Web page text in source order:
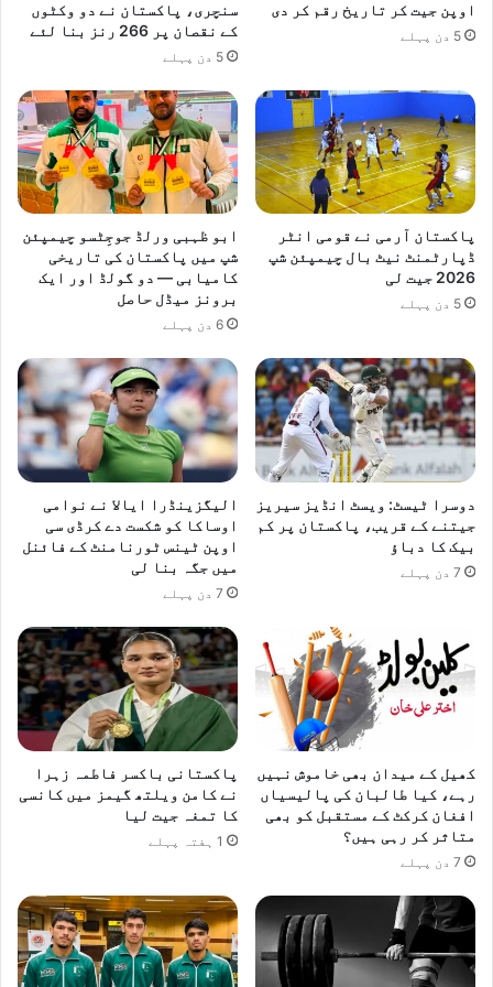
ا
ع
ن
ک
ر
د
ی
اوپن جیت کر تاریخ رقم کر دی
5 دن پہلے
سنچری، پاکستان نے دو وکٹوں
کے نقصان پر 266 رنز بنا لئے
5 دن پہلے
پاکستان آرمی نے قومی انٹر
ڈپارٹمنٹ نیٹ بال چیمپئن شپ
2026 جیت لی
5 دن پہلے
ابو ظہبی ورلڈ جوجِٹسو چیمپئن
شپ میں پاکستان کی تاریخی
کامیابی — دو گولڈ اور ایک
برونز میڈل حاصل
6 دن پہلے
دوسرا ٹیسٹ: ویسٹ انڈیز سیریز
جیتنے کے قریب، پاکستان پر کم
بیک کا دباؤ
7 دن پہلے
الیگزینڈرا ایالا نے نوامی
اوساکا کو شکست دے کرڈی سی
اوپن ٹینس ٹورنامنٹ کے فائنل
میں جگہ بنا لی
7 دن پہلے
کھیل کے میدان بھی خاموش نہیں
رہے، کیا طالبان کی پالیسیاں
افغان کرکٹ کے مستقبل کو بھی
متاثر کر رہی ہیں؟
7 دن پہلے
پاکستانی باکسر فاطمہ زہرا
نے کامن ویلتھ گیمز میں کانسی
کا تمغہ جیت لیا
1 ہفتہ پہلے